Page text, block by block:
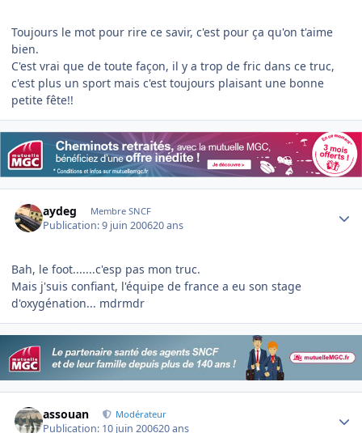
Toujours le mot pour rire ce savir, c'est pour ça qu'on t'aime
bien.
C'est vrai que de toute façon, il y a trop de fric dans ce truc,
c'est plus un sport mais c'est toujours plaisant une bonne
petite fête!!
aydeg Membre SNCF
Publication:9 juin 200620 ans
Bah, le foot.......c'esp pas mon truc.
Mais j'suis confiant, l'équipe de france a eu son stage
d'oxygénation... mdrmdr
assouan Modérateur
Publication: 10 juin 200620 ans